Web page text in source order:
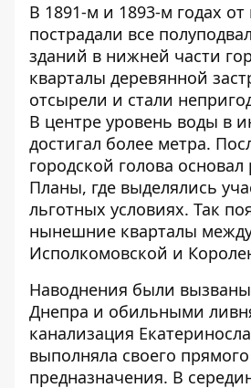
В 1891-м и 1893-м годах
пострадали все
зданий в нижней части
кварталы деревянной
отсырели и стали
В центре уровень воды в
достигал более метра.
городской голова
Планы, где выделялись
льготных условиях. Так
нынешние кварталы
Исполкомовской и
Наводнения были
Днепра и обильными
канализация
выполняла своего прямого
предназначения. В